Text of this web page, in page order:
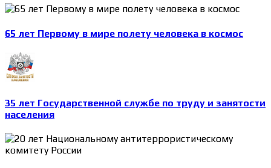
65 лет Первому в мире полету человека в космос
35 лет Государственной службе по труду и занятости
населения